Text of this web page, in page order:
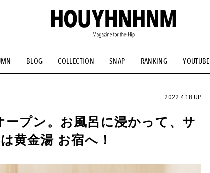
BLOG COLLECTION SNAP RANKING YOUTUBE
#古着サミット #NEW VINTAGE #マイナーグッド図鑑
#FOCUS IT #AH.H #ととけん #FASHION #MUSIC
2022.4.18 UP
プン。お風呂に浸かって、サ
黄金湯 お宿へ！